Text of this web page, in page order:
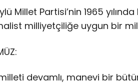
Millet Partisi’nin 1965
milliyetçiliğe uygun bir
devamlı, manevi bir